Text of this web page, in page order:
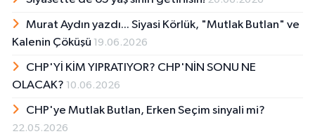
Murat Aydın yazdı... Siyasi Körlük, "Mutlak Butlan" ve
Kalenin Çöküşü 19.06.2026
CHP'Yİ KİM YIPRATIYOR? CHP'NİN SONU NE
OLACAK? 10.06.2026
CHP'ye Mutlak Butlan, Erken Seçim sinyali mi?
22.05.2026